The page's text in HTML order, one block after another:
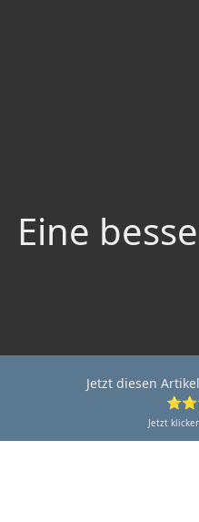
Eine
Jetzt diesen
Jetzt